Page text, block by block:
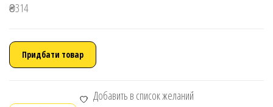
₴314
Придбати товар
Добавить в список желаний